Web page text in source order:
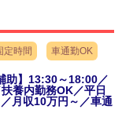
定時間 車通勤OK
助】13:30～18:00／
養内勤務OK／平日
月収10万円～／車通